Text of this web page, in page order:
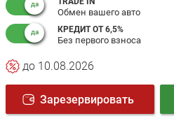
Обмен вашего авто
КРЕДИТ ОТ 6,5%
Без первого взноса
до 10.08.2026
Зарезервировать